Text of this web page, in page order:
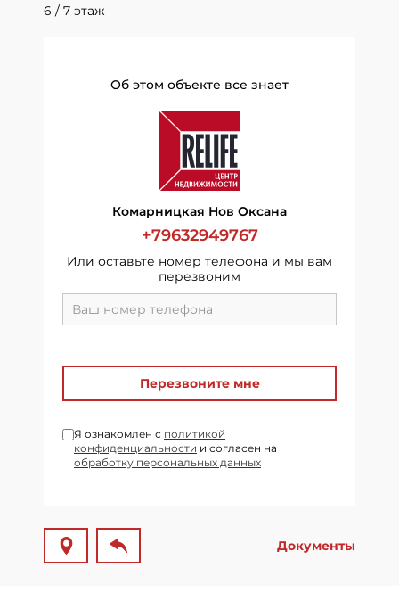
6 / 7 этаж
Об этом объекте все знает
Комарницкая Нов Оксана
+79632949767
Или оставьте номер телефона и мы вам
перезвоним
Перезвоните мне
Я ознакомлен с политикой
конфиденциальности и согласен на
обработку персональных данных
Документы